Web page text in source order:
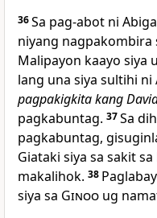
36Sa pag-abot ni
niyang nagpakombira
Malipayon kaayo siya
lang una siya sultihi ni
pagpakigkita kang
pagkabuntag. 37Sa
pagkabuntag,
Giataki siya sa sakit
makalihok. 38
siya sa Ginoo ug